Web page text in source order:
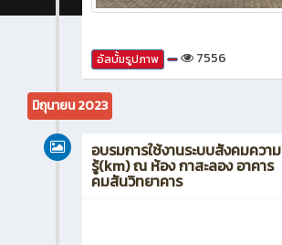
อัลบั้มรูปภาพ 7556
มิถุนายน 2023
อบรมการใช้งานระบบสังคมความ
รู้(km) ณ ห้อง กาสะลอง อาคาร
คมสันวิทยาคาร